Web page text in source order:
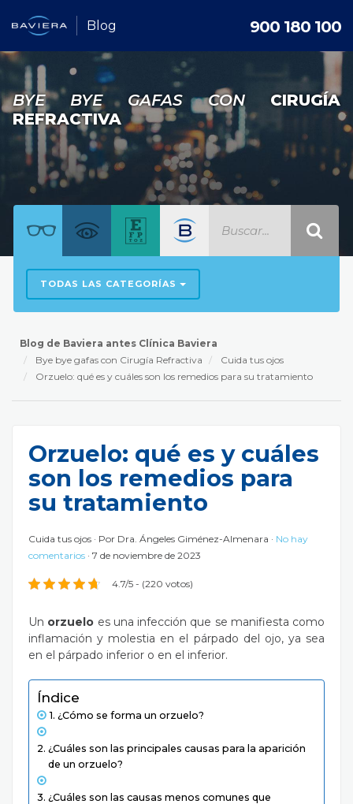
Blog 900 180 100
BYE BYE GAFAS CON CIRUGÍA
REFRACTIVA
TODAS LAS CATEGORÍAS
Blog de Baviera antes Clínica Baviera
Bye bye gafas con Cirugía Refractiva
Cuida tus ojos
Orzuelo: qué es y cuáles son los remedios para su tratamiento
Orzuelo: qué es y cuáles
son los remedios para
su tratamiento
Cuida tus ojos Por Dra. Ángeles Giménez-Almenara
No hay
comentarios 7 de noviembre de 2023
4.7/5 - (220 votos)
Un orzuelo es una infección que se manifiesta como
inflamación y molestia en el párpado del ojo, ya sea
en el párpado inferior o en el inferior.
Índice
¿Cómo se forma un orzuelo?
¿Cuáles son las principales causas para la aparición
de un orzuelo?
¿Cuáles son las causas menos comunes que